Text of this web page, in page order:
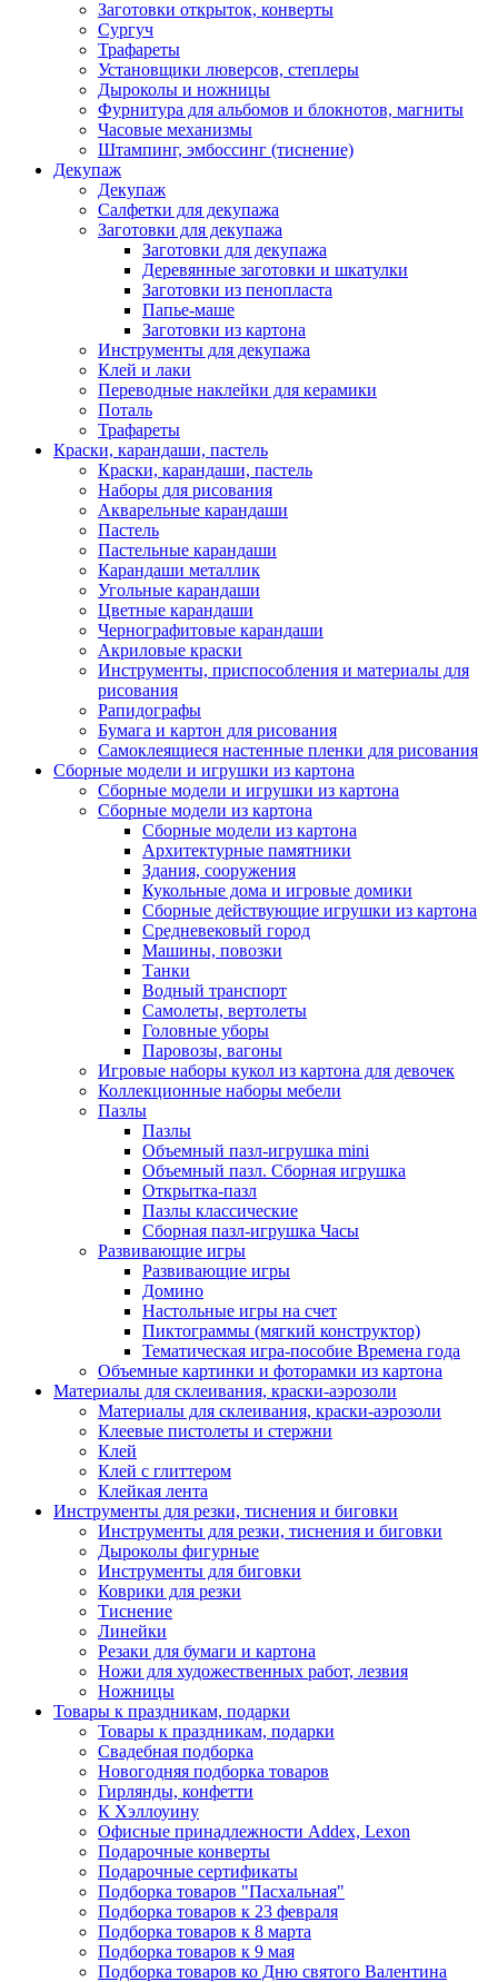
Заготовки открыток, конверты
Сургуч
Трафареты
Установщики люверсов, степлеры
Дыроколы и ножницы
Фурнитура для альбомов и блокнотов, магниты
Часовые механизмы
Штампинг, эмбоссинг (тиснение)
Декупаж
Декупаж
Салфетки для декупажа
Заготовки для декупажа
Заготовки для декупажа
Деревянные заготовки и шкатулки
Заготовки из пенопласта
Папье-маше
Заготовки из картона
Инструменты для декупажа
Клей и лаки
Переводные наклейки для керамики
Поталь
Трафареты
Краски, карандаши, пастель
Краски, карандаши, пастель
Наборы для рисования
Акварельные карандаши
Пастель
Пастельные карандаши
Карандаши металлик
Угольные карандаши
Цветные карандаши
Чернографитовые карандаши
Акриловые краски
Инструменты, приспособления и материалы для
рисования
Рапидографы
Бумага и картон для рисования
Самоклеящиеся настенные пленки для рисования
Сборные модели и игрушки из картона
Сборные модели и игрушки из картона
Сборные модели из картона
Сборные модели из картона
Архитектурные памятники
Здания, сооружения
Кукольные дома и игровые домики
Сборные действующие игрушки из картона
Средневековый город
Машины, повозки
Танки
Водный транспорт
Самолеты, вертолеты
Головные уборы
Паровозы, вагоны
Игровые наборы кукол из картона для девочек
Коллекционные наборы мебели
Пазлы
Пазлы
Объемный пазл-игрушка mini
Объемный пазл. Сборная игрушка
Открытка-пазл
Пазлы классические
Сборная пазл-игрушка Часы
Развивающие игры
Развивающие игры
Домино
Настольные игры на счет
Пиктограммы (мягкий конструктор)
Тематическая игра-пособие Времена года
Объемные картинки и фоторамки из картона
Материалы для склеивания, краски-аэрозоли
Материалы для склеивания, краски-аэрозоли
Клеевые пистолеты и стержни
Клей
Клей с глиттером
Клейкая лента
Инструменты для резки, тиснения и биговки
Инструменты для резки, тиснения и биговки
Дыроколы фигурные
Инструменты для биговки
Коврики для резки
Тиснение
Линейки
Резаки для бумаги и картона
Ножи для художественных работ, лезвия
Ножницы
Товары к праздникам, подарки
Товары к праздникам, подарки
Свадебная подборка
Новогодняя подборка товаров
Гирлянды, конфетти
К Хэллоуину
Офисные принадлежности Addex, Lexon
Подарочные конверты
Подарочные сертификаты
Подборка товаров "Пасхальная"
Подборка товаров к 23 февраля
Подборка товаров к 8 марта
Подборка товаров к 9 мая
Подборка товаров ко Дню святого Валентина